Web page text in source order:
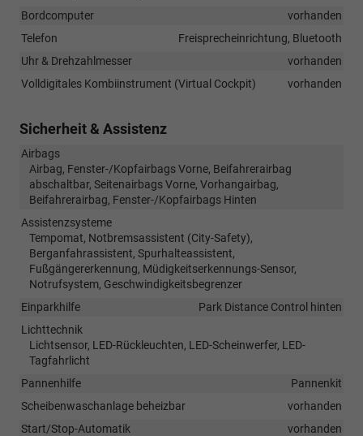
Bordcomputer
vorhanden
Telefon
Freisprecheinrichtung, Bluetooth
Uhr & Drehzahlmesser
vorhanden
Volldigitales Kombiinstrument (Virtual Cockpit)
vorhanden
Sicherheit & Assistenz
Airbags
Airbag, Fenster-/Kopfairbags Vorne, Beifahrerairbag
abschaltbar, Seitenairbags Vorne, Vorhangairbag,
Beifahrerairbag, Fenster-/Kopfairbags Hinten
Assistenzsysteme
Tempomat, Notbremsassistent (City-Safety),
Berganfahrassistent, Spurhalteassistent,
Fußgängererkennung, Müdigkeitserkennungs-Sensor,
Notrufsystem, Geschwindigkeitsbegrenzer
Einparkhilfe
Park Distance Control hinten
Lichttechnik
Lichtsensor, LED-Rückleuchten, LED-Scheinwerfer, LED-
Tagfahrlicht
Pannenhilfe
Pannenkit
Scheibenwaschanlage beheizbar
vorhanden
Start/Stop-Automatik
vorhanden